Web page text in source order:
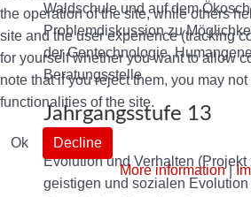
Waldschule und auf dem
Problemdiskussion zu
der Gentechnologie,
Beratungsstelle
Jahrgangsstufe 13
Evolution und Verhalten (Projekt
geistigen und sozialen
the operation of the site, while others
site and the user experience (tracking
for yourself whether you want to allow
note that if you reject them, you may
functionalities of the site.
Ok
Decline
More information|